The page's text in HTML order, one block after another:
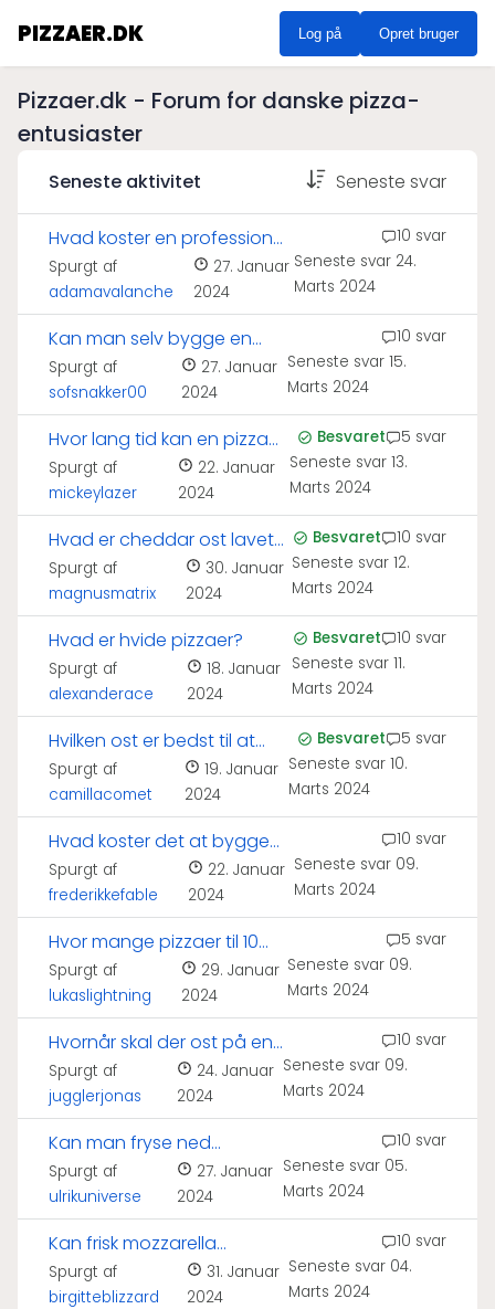
PIZZAER.DK Log på Opret bruger
Pizzaer.dk - Forum for danske pizza-
entusiaster
Seneste aktivitet Seneste svar
Hvad koster en professionel
pizzaovn?
Spurgt af
adamavalanche
27. Januar
2024
10 svar
Seneste svar 24.
Marts 2024
Kan man selv bygge en
pizzaovn?
Spurgt af
sofsnakker00
27. Januar
2024
10 svar
Seneste svar 15.
Marts 2024
Hvor lang tid kan en pizza
holde sig?
Spurgt af
mickeylazer
22. Januar
2024
Besvaret
5 svar
Seneste svar 13.
Marts 2024
Hvad er cheddar ost lavet
af?
Spurgt af
magnusmatrix
30. Januar
2024
Besvaret
10 svar
Seneste svar 12.
Marts 2024
Hvad er hvide pizzaer?
Spurgt af
alexanderace
18. Januar
2024
Besvaret
10 svar
Seneste svar 11.
Marts 2024
Hvilken ost er bedst til at
smelte?
Spurgt af
camillacomet
19. Januar
2024
Besvaret
5 svar
Seneste svar 10.
Marts 2024
Hvad koster det at bygge
en pizzaovn?
Spurgt af
frederikkefable
22. Januar
2024
10 svar
Seneste svar 09.
Marts 2024
Hvor mange pizzaer til 10
personer?
Spurgt af
lukaslightning
29. Januar
2024
5 svar
Seneste svar 09.
Marts 2024
Hvornår skal der ost på en
pizza?
Spurgt af
jugglerjonas
24. Januar
2024
10 svar
Seneste svar 09.
Marts 2024
Kan man fryse ned
mozzarella?
Spurgt af
ulrikuniverse
27. Januar
2024
10 svar
Seneste svar 05.
Marts 2024
Kan frisk mozzarella
smeltes?
Spurgt af
birgitteblizzard
31. Januar
2024
10 svar
Seneste svar 04.
Marts 2024